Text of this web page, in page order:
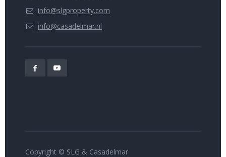
info@slgproperty.com
info@casadelmar.nl
Copyright © SLG & Casadelmar